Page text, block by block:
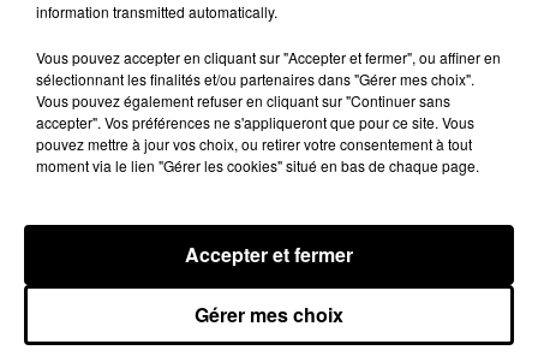
🔊 Une pénichette volante en Eure-et-Loir
Les riverains de la Bourdinière Saint Loup ont pu
observer un drôle d'oiseau, jeudi 06 août, en milieu
de matinée. Une pénichette non pas sur l'eau mais
dans...
information transmitted automatically.
Vous pouvez accepter en cliquant sur "Accepter et fermer", ou affiner en
sélectionnant les finalités et/ou partenaires dans "Gérer mes choix".
Vous pouvez également refuser en cliquant sur "Continuer sans
accepter". Vos préférences ne s'appliqueront que pour ce site. Vous
pouvez mettre à jour vos choix, ou retirer votre consentement à tout
moment via le lien "Gérer les cookies" situé en bas de chaque page.
Gérer mes choix
Accepter et fermer